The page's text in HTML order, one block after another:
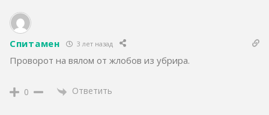
Спитамен 3 лет назад
Проворот на вялом от жлобов из убрира.
0 Ответить